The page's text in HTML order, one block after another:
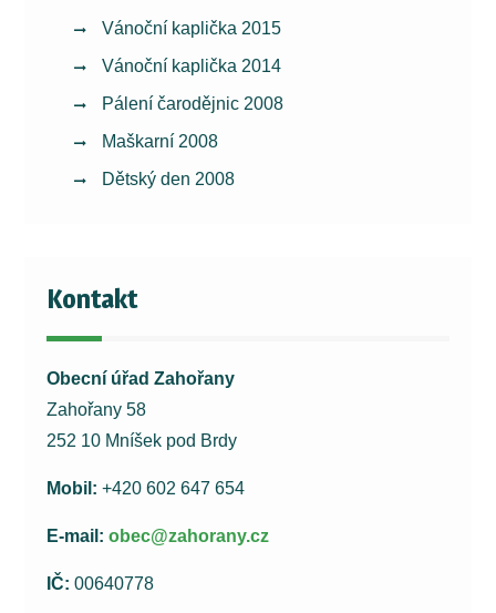
Vánoční kaplička 2015
Vánoční kaplička 2014
Pálení čarodějnic 2008
Maškarní 2008
Dětský den 2008
Kontakt
Obecní úřad Zahořany
Zahořany 58
252 10 Mníšek pod Brdy
Mobil: +420 602 647 654
E-mail: obec@zahorany.cz
IČ: 00640778